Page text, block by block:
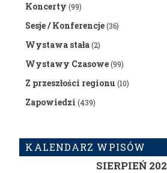
Koncerty (99)
Sesje / Konferencje(36)
Wystawa stała(2)
Wystawy Czasowe(99)
Z przeszłości regionu(10)
Zapowiedzi (439)
KALENDARZ WPISÓW
SIERPIEŃ